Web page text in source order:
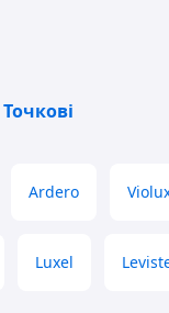
Точкові
Ardero
Luxel